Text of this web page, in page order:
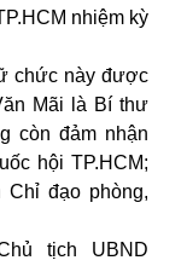
nhiệm kỳ
chức này được
Mãi là Bí thư
còn đảm nhận
hội TP.HCM;
đạo phòng,
tịch UBND